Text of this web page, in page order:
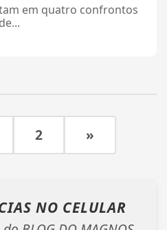
em quatro confrontos
2 »
NO CELULAR